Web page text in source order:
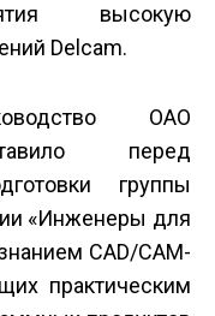
высокую
Delcam.
ОАО
перед
группы
«Инженеры для
СAD/CAM­
практическим